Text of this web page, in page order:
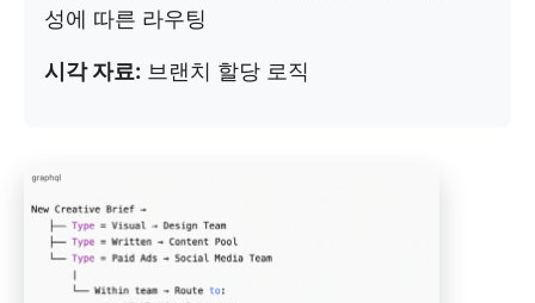
성에 따른 라우팅
시각 자료: 브랜치 할당 로직